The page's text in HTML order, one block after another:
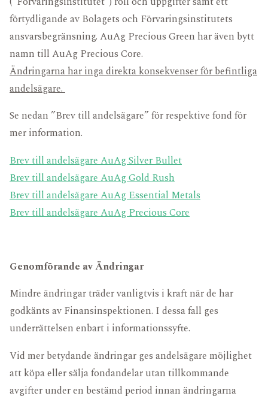
förtydligande av Bolagets och Förvaringsinstitutets
ansvarsbegränsning. AuAg Precious Green har även bytt
namn till AuAg Precious Core.
Ändringarna har inga direkta konsekvenser för befintliga
andelsägare.
Se nedan ”Brev till andelsägare” för respektive fond för
mer information.
Brev till andelsägare AuAg Silver Bullet
Brev till andelsägare AuAg Gold Rush
Brev till andelsägare AuAg Essential Metals
Brev till andelsägare AuAg Precious Core
Genomförande av Ändringar
Mindre ändringar träder vanligtvis i kraft när de har
godkänts av Finansinspektionen. I dessa fall ges
underrättelsen enbart i informationssyfte.
Vid mer betydande ändringar ges andelsägare möjlighet
att köpa eller sälja fondandelar utan tillkommande
avgifter under en bestämd period innan ändringarna